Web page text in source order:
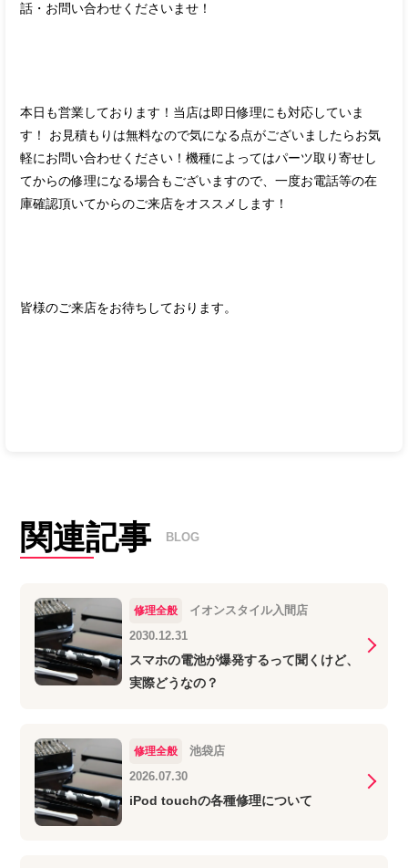
話・お問い合わせくださいませ！
本日も営業しております！当店は即日修理にも対応していま
す！ お見積もりは無料なので気になる点がございましたらお気
軽にお問い合わせください！機種によってはパーツ取り寄せし
てからの修理になる場合もございますので、一度お電話等の在
庫確認頂いてからのご来店をオススメします！
皆様のご来店をお待ちしております。
関連記事 BLOG
修理全般
イオンスタイル入間店
2030.12.31
スマホの電池が爆発するって聞くけど、
実際どうなの？
修理全般
池袋店
2026.07.30
iPod touchの各種修理について